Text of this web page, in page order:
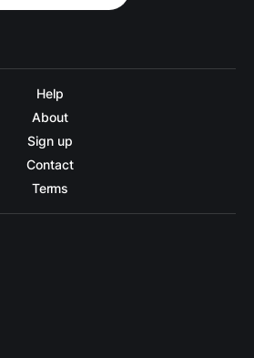
Help
About
Sign up
Contact
Terms